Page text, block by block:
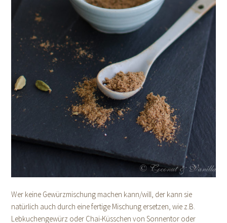
Wer keine Gewürzmischung machen kann/will, der kann sie
natürlich auch durch eine fertige Mischung ersetzen, wie z.B.
Lebkuchengewürz oder Chai-Küsschen von Sonnentor oder